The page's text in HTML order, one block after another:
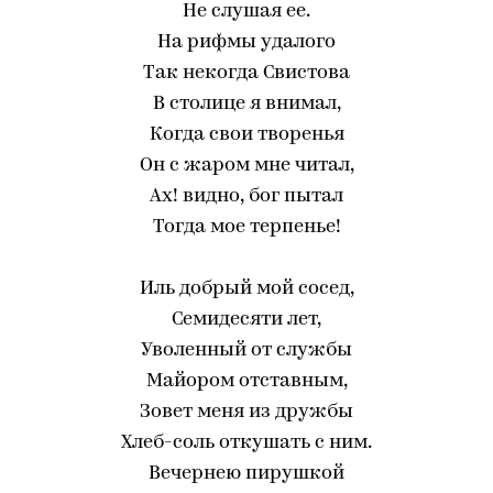
Не слушая ее.
На рифмы удалого
Так некогда Свистова
В столице я внимал,
Когда свои творенья
Он с жаром мне читал,
Ах! видно, бог пытал
Тогда мое терпенье!
Иль добрый мой сосед,
Семидесяти лет,
Уволенный от службы
Майором отставным,
Зовет меня из дружбы
Хлеб-соль откушать с ним.
Вечернею пирушкой